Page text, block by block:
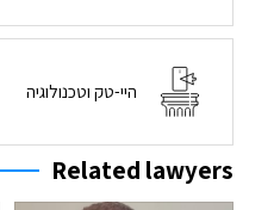
היי-טק וטכנולוגיה
Related lawyers